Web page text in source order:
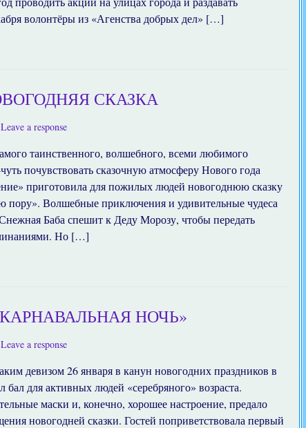
волонтёры из «Агенства добрых дел» […]
СКАЗКА
Leave a response
таинственного, волшебного, всеми любимого
почувствовать сказочную атмосферу Нового года
приготовила для пожилых людей новогоднюю сказку
Волшебные приключения и удивительные чудеса
Баба спешит к Деду Морозу, чтобы передать
Но […]
НОЧЬ»
Leave a response
девизом 26 января в канун новогодних праздников в
для активных людей «серебряного» возраста.
маски и, конечно, хорошее настроение, предало
новогодней сказки. Гостей поприветствовала первый